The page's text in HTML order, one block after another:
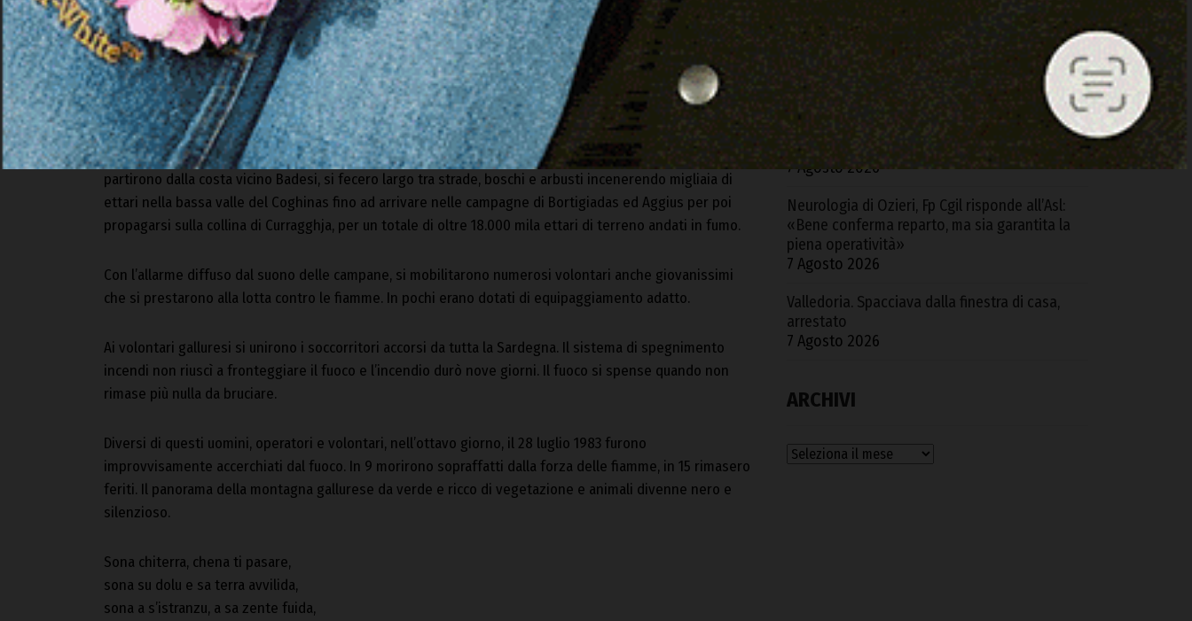
Tutta l’isola fu sconvolta dalle notizie terribili che arrivavano dalla Gallura e a Ozieri Becciu espresse la
sua vicinanza ai galluresi nell’unico modo con cui poteva farlo: la poesia.
Sa ballada ‘e su fogu
L’incendio di Curragghja è stata una catastrofe avvenuta il 28 luglio 1983 sull’omonima collina situata a
sud-ovest della città di Tempio Pausania e nei comuni limitrofi di Aggius e Bortigiadas. Le fiamme
partirono dalla costa vicino Badesi, si fecero largo tra strade, boschi e arbusti incenerendo migliaia di
ettari nella bassa valle del Coghinas fino ad arrivare nelle campagne di Bortigiadas ed Aggius per poi
propagarsi sulla collina di Curragghja, per un totale di oltre 18.000 mila ettari di terreno andati in fumo.
Con l’allarme diffuso dal suono delle campane, si mobilitarono numerosi volontari anche giovanissimi
che si prestarono alla lotta contro le fiamme. In pochi erano dotati di equipaggiamento adatto.
Ai volontari galluresi si unirono i soccorritori accorsi da tutta la Sardegna. Il sistema di spegnimento
incendi non riuscì a fronteggiare il fuoco e l’incendio durò nove giorni. Il fuoco si spense quando non
rimase più nulla da bruciare.
Diversi di questi uomini, operatori e volontari, nell’ottavo giorno, il 28 luglio 1983 furono
improvvisamente accerchiati dal fuoco. In 9 morirono sopraffatti dalla forza delle fiamme, in 15 rimasero
feriti. Il panorama della montagna gallurese da verde e ricco di vegetazione e animali divenne nero e
silenzioso.
Sona chiterra, chena ti pasare,
sona su dolu e sa terra avvilida,
sona a s’istranzu, a sa zente fuida,
Sequestrati oltre 6 kg di cocaina e hashish
provenienti dalla Spagna, 4 arresti tra Cagliari
Strada Monte Pino, Piu: «In due anni abbiamo
fondamentale»
7 Agosto 2026
Neurologia di Ozieri, Fp Cgil risponde all’Asl:
«Bene conferma reparto, ma sia garantita la
piena operatività»
7 Agosto 2026
Valledoria. Spacciava dalla finestra di casa,
arrestato
7 Agosto 2026
ARCHIVI
Archivi